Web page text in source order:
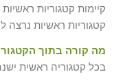
קיימות קטגוריות
קטגוריות ראשיות
מה קורה בתוך
בכל קטגוריה ראשית